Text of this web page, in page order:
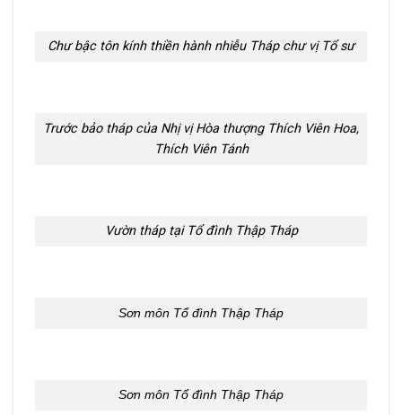
Chư bậc tôn kính thiền hành nhiễu Tháp chư vị Tổ sư
Trước bảo tháp của Nhị vị Hòa thượng Thích Viên Hoa,
Thích Viên Tánh
Vườn tháp tại Tổ đình Thập Tháp
Sơn môn Tổ đình Thập Tháp
Sơn môn Tổ đình Thập Tháp